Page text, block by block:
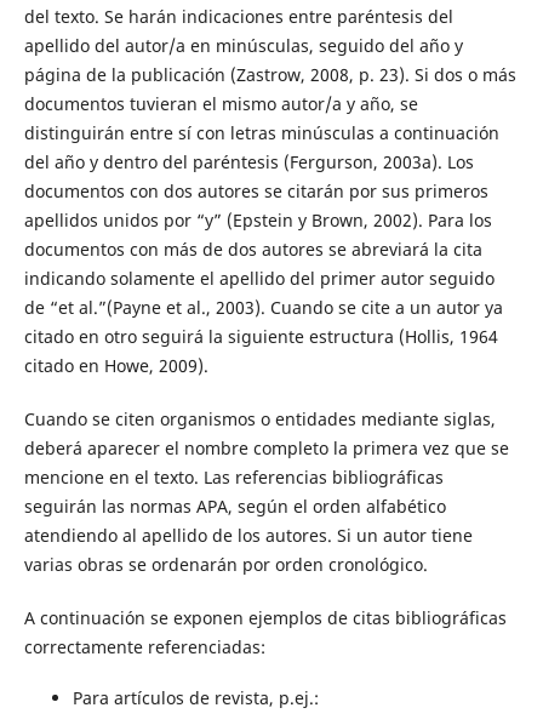
del texto. Se harán indicaciones entre paréntesis del
apellido del autor/a en minúsculas, seguido del año y
página de la publicación (Zastrow, 2008, p. 23). Si dos o más
documentos tuvieran el mismo autor/a y año, se
distinguirán entre sí con letras minúsculas a continuación
del año y dentro del paréntesis (Fergurson, 2003a). Los
documentos con dos autores se citarán por sus primeros
apellidos unidos por “y” (Epstein y Brown, 2002). Para los
documentos con más de dos autores se abreviará la cita
indicando solamente el apellido del primer autor seguido
de “et al.”(Payne et al., 2003). Cuando se cite a un autor ya
citado en otro seguirá la siguiente estructura (Hollis, 1964
citado en Howe, 2009).
Cuando se citen organismos o entidades mediante siglas,
deberá aparecer el nombre completo la primera vez que se
mencione en el texto. Las referencias bibliográficas
seguirán las normas APA, según el orden alfabético
atendiendo al apellido de los autores. Si un autor tiene
varias obras se ordenarán por orden cronológico.
A continuación se exponen ejemplos de citas bibliográficas
correctamente referenciadas:
Para artículos de revista, p.ej.: